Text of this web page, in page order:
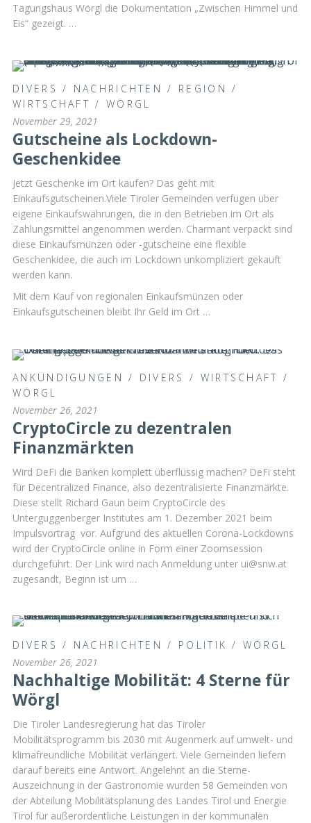
Tagungshaus Wörgl die Dokumentation „Zwischen Himmel und
Eis“ gezeigt. …
DIVERS / NACHRICHTEN / REGION /
WIRTSCHAFT / WÖRGL
November 29, 2021
Gutscheine als Lockdown-
Geschenkidee
Jetzt Geschenke im Ort kaufen? Das geht mit
Einkaufsgutscheinen.Viele Tiroler Gemeinden verfügen über
eigene Einkaufswährungen, die in den Betrieben im Ort als
Zahlungsmittel angenommen werden. Charmant verpackt sind
diese Einkaufsmünzen oder -gutscheine eine flexible
Geschenkidee, die auch im Lockdown unkompliziert gekauft
werden kann.
Mit dem Kauf von regionalen Einkaufsmünzen oder
Einkaufsgutscheinen bleibt Ihr Geld im Ort …
ANKÜNDIGUNGEN / DIVERS / WIRTSCHAFT /
WÖRGL
November 26, 2021
CryptoCircle zu dezentralen
Finanzmärkten
Wird DeFi die Banken komplett überflüssig machen? DeFi steht
für Decentralized Finance, also dezentralisierte Finanzmärkte.
Diese stellt Richard Gaun beim CryptoCircle des
Unterguggenberger Institutes am 1. Dezember 2021 beim
Impulsvortrag vor. Aufgrund des aktuellen Corona-Lockdowns
wird der CryptoCircle online in Form einer Zoomsession
durchgeführt. Der Link wird nach Anmeldung unter ui@snw.at
zugesandt, Beginn ist um …
DIVERS / NACHRICHTEN / POLITIK /WÖRGL
November 26, 2021
Nachhaltige Mobilität: 4 Sterne für
Wörgl
Die Tiroler Landesregierung hat das Tiroler
Mobilitätsprogramm bis 2030 mit Augenmerk auf umwelt- und
klimafreundliche Mobilität verlängert. Viele Gemeinden liefern
darauf bereits eine Antwort. Angelehnt an die Sterne-
Auszeichnung in der Gastronomie wurden 58 Gemeinden von
der Abteilung Mobilitätsplanung des Landes Tirol und Energie
Tirol für außerordentliche Leistungen in der kommunalen